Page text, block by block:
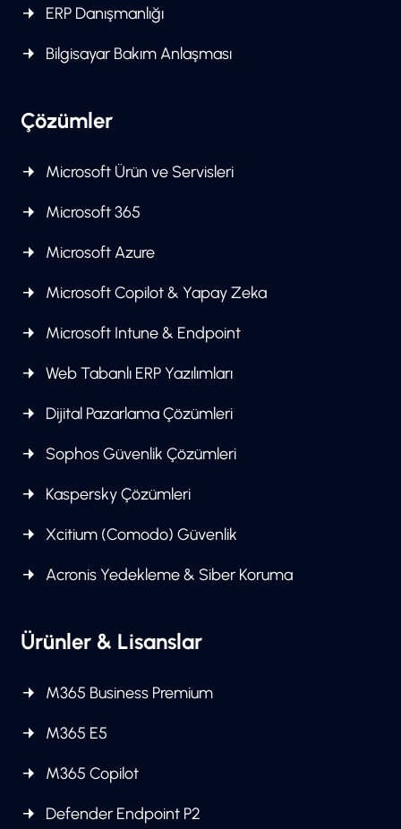
ERP Danışmanlığı
Bilgisayar Bakım Anlaşması
Çözümler
Microsoft Ürün ve Servisleri
Microsoft 365
Microsoft Azure
Microsoft Copilot & Yapay Zeka
Microsoft Intune & Endpoint
Web Tabanlı ERP Yazılımları
Dijital Pazarlama Çözümleri
Sophos Güvenlik Çözümleri
Kaspersky Çözümleri
Xcitium (Comodo) Güvenlik
Acronis Yedekleme & Siber Koruma
Ürünler & Lisanslar
M365 Business Premium
M365 E5
M365 Copilot
Defender Endpoint P2